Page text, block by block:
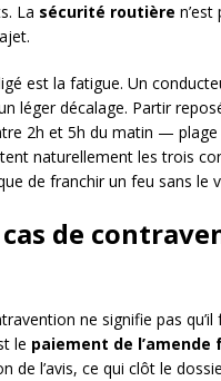
La sécurité routière
est la fatigue. Un
léger décalage. Partir
2h et 5h du matin —
naturellement les trois
de franchir un feu sans le
de
ne signifie pas
le paiement de
de l’avis, ce qui clôt le